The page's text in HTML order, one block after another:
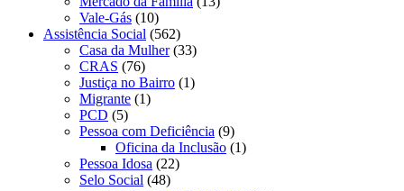
Vale-Gás (10)
Assistência Social (562)
Casa da Mulher(33)
CRAS (76)
Justiça no Bairro (1)
Migrante (1)
PCD (5)
Pessoa com Deficiência (9)
Oficina da Inclusão (1)
Pessoa Idosa (22)
Selo Social (48)